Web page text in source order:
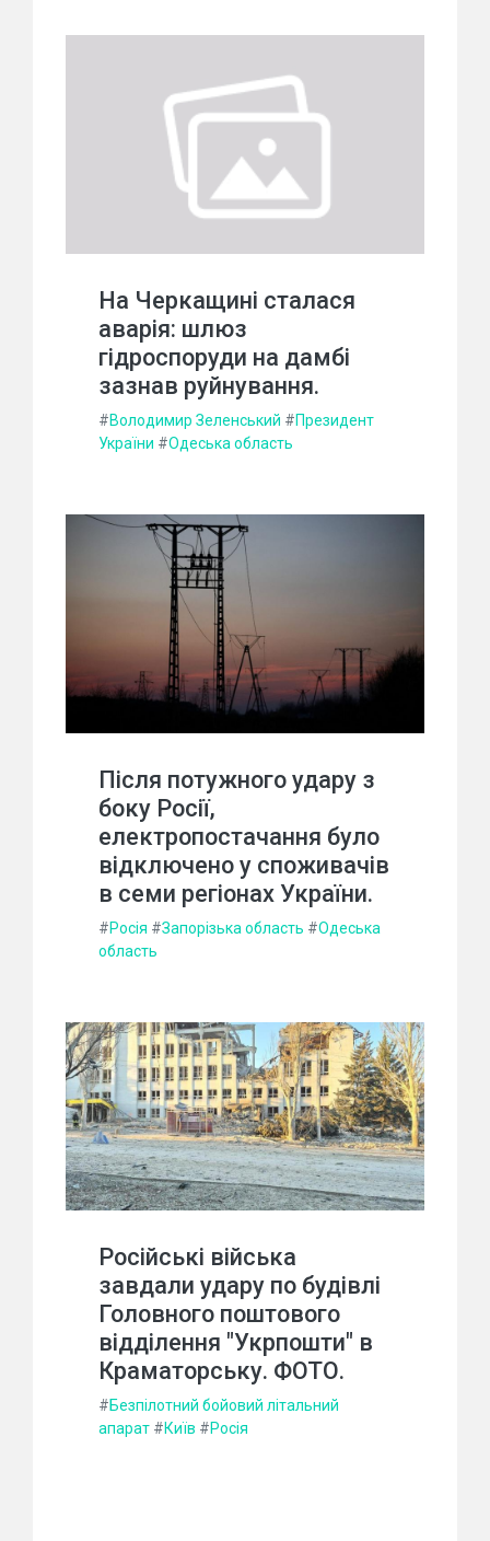
На Черкащині сталася
аварія: шлюз
гідроспоруди на дамбі
зазнав руйнування.
#Володимир Зеленський #Президент
України #Одеська область
Після потужного удару з
боку Росії,
електропостачання було
відключено у споживачів
в семи регіонах України.
#Росія #Запорізька область #Одеська
область
Російські війська
завдали удару по будівлі
Головного поштового
відділення "Укрпошти" в
Краматорську. ФОТО.
#Безпілотний бойовий літальний
апарат #Київ #Росія